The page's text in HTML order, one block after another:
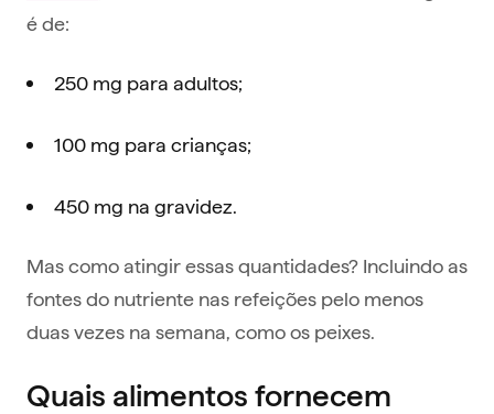
é de:
250 mg para adultos;
100 mg para crianças;
450 mg na gravidez.
Mas como atingir essas quantidades? Incluindo as
fontes do nutriente nas refeições pelo menos
duas vezes na semana, como os peixes.
Quais alimentos fornecem